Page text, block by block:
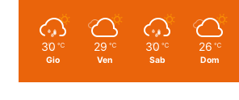
30 ℃
Gio
29 ℃
Ven
30 ℃
Sab
26 ℃
Dom